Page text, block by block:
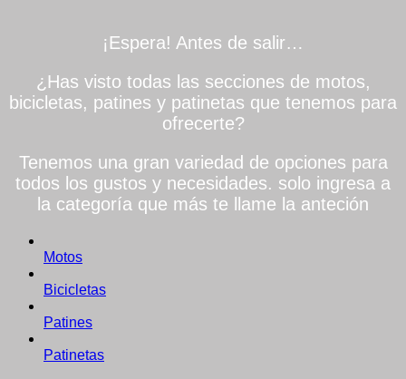
¡Espera! Antes de salir…
¿Has visto todas las secciones de motos,
bicicletas, patines y patinetas que tenemos para
ofrecerte?
Tenemos una gran variedad de opciones para
todos los gustos y necesidades. solo ingresa a
la categoría que más te llame la anteción
Motos
Bicicletas
Patines
Patinetas